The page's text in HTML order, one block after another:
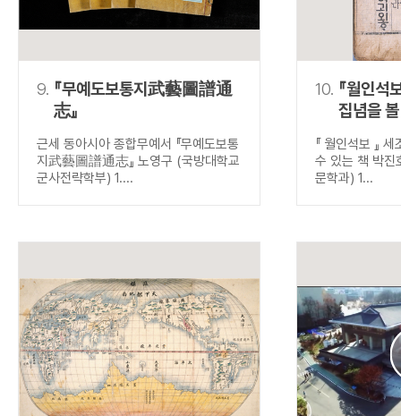
9. 『무예도보통지武藝圖譜通
志』
근세 동아시아 종합무예서 『무예도보통
지武藝圖譜通志』 노영구 (국방대학교
군사전략학부) 1....
10. 『월인석
집념을
『 월인석보 』
수 있는 책 박진
문학과) 1...